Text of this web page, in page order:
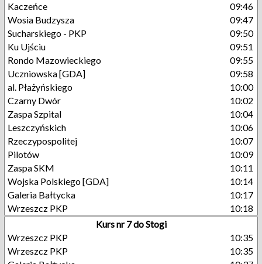
Kaczeńce
09:46
Wosia Budzysza
09:47
Sucharskiego - PKP
09:50
Ku Ujściu
09:51
Rondo Mazowieckiego
09:55
Uczniowska [GDA]
09:58
al. Płażyńskiego
10:00
Czarny Dwór
10:02
Zaspa Szpital
10:04
Leszczyńskich
10:06
Rzeczypospolitej
10:07
Pilotów
10:09
Zaspa SKM
10:11
Wojska Polskiego [GDA]
10:14
Galeria Bałtycka
10:17
Wrzeszcz PKP
10:18
Kurs nr 7 do Stogi
Wrzeszcz PKP
10:35
Wrzeszcz PKP
10:35